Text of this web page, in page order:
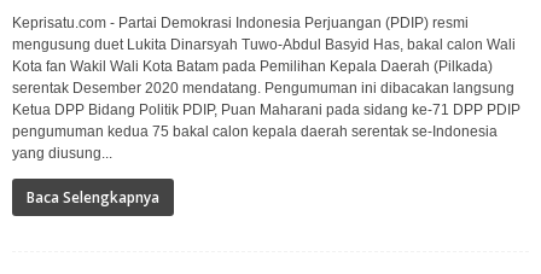
Keprisatu.com - Partai Demokrasi Indonesia Perjuangan (PDIP) resmi
mengusung duet Lukita Dinarsyah Tuwo-Abdul Basyid Has, bakal calon Wali
Kota fan Wakil Wali Kota Batam pada Pemilihan Kepala Daerah (Pilkada)
serentak Desember 2020 mendatang. Pengumuman ini dibacakan langsung
Ketua DPP Bidang Politik PDIP, Puan Maharani pada sidang ke-71 DPP PDIP
pengumuman kedua 75 bakal calon kepala daerah serentak se-Indonesia
yang diusung...
Baca Selengkapnya